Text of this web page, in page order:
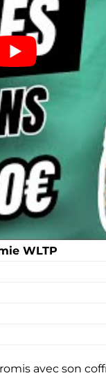
WLTP
avec son